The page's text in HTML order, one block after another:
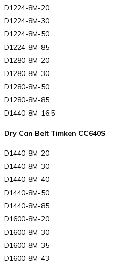
D1224-8M-20
D1224-8M-30
D1224-8M-50
D1224-8M-85
D1280-8M-20
D1280-8M-30
D1280-8M-50
D1280-8M-85
D1440-8M-16.5
Dry Can Belt Timken CC640S
D1440-8M-20
D1440-8M-30
D1440-8M-40
D1440-8M-50
D1440-8M-85
D1600-8M-20
D1600-8M-30
D1600-8M-35
D1600-8M-43